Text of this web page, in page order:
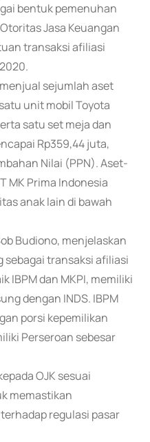
bentuk pemenuhan
Jasa Keuangan
transaksi afiliasi
sejumlah aset
unit mobil Toyota
satu set meja dan
Rp359,44 juta,
Nilai (PPN). Aset-
MK Prima Indonesia
anak lain di bawah
Budiono, menjelaskan
sebagai transaksi afiliasi
IBPM dan MKPI, memiliki
dengan INDS. IBPM
porsi kepemilikan
Perseroan sebesar
OJK sesuai
memastikan
regulasi pasar